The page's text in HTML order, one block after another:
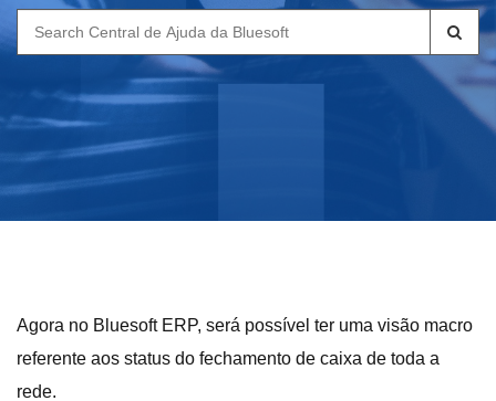
Search
for:
Agora no Bluesoft ERP, será possível ter uma visão macro
referente aos status do fechamento de caixa de toda a
rede.